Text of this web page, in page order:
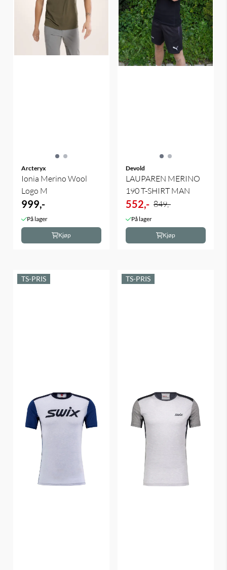
Arcteryx
Ionia Merino Wool
Logo M
999,-
På lager
Kjøp
Devold
LAUPAREN MERINO
190 T-SHIRT MAN
552,- 849,-
På lager
Kjøp